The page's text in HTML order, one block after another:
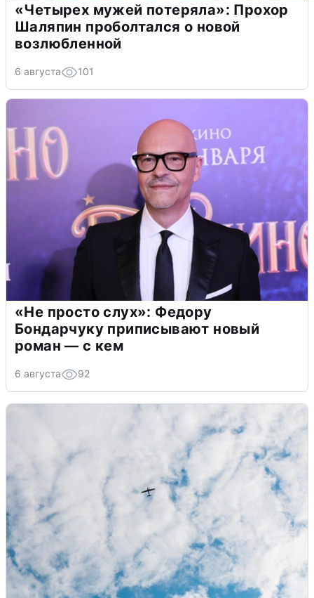
«Четырех мужей потеряла»: Прохор
Шаляпин проболтался о новой
возлюбленной
6 августа 101
«Не просто слух»: Федору
Бондарчуку приписывают новый
роман — с кем
6 августа 92